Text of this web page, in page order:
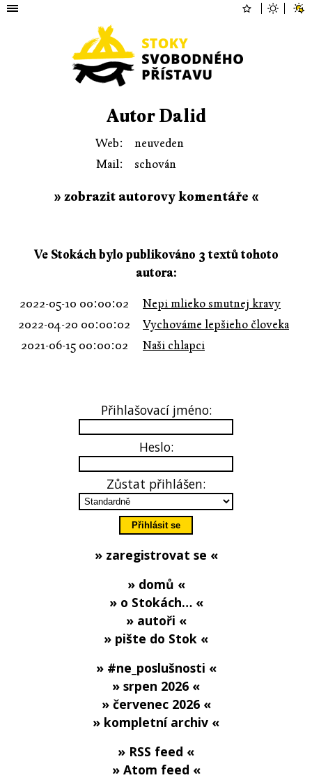
Autor Dalid
Web:
neuveden
Mail:
schován
» zobrazit autorovy komentáře «
Ve Stokách bylo publikováno 3 textů tohoto
autora:
2022-05-10 00:00:02
Nepi mlieko smutnej kravy
2022-04-20 00:00:02
Vychováme lepšieho človeka
2021-06-15 00:00:02
Naši chlapci
Přihlašovací jméno:
Heslo:
Zůstat přihlášen:
» zaregistrovat se «
» domů «
» o Stokách… «
» autoři «
» pište do Stok «
» #ne_poslušnosti «
» srpen 2026 «
» červenec 2026 «
» kompletní archiv «
» RSS feed «
» Atom feed «